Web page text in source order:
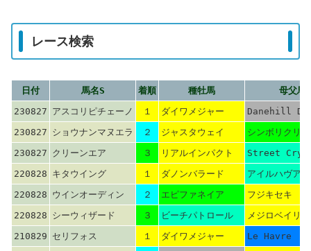
レース検索
日付 馬名S 着順 種牡馬
母父馬
230827 アスコリピチェーノ １ ダイワメジャー
Danehill
230827 ショウナンマヌエラ ２ ジャスタウェイ
シンボリクリ
230827 クリーンエア ３ リアルインパクト
Street Cry
220828 キタウイング １ ダノンバラード
アイルハヴア
220828 ウインオーディン ２ エピファネイア
フジキセキ
220828 シーウィザード ３ ビーチパトロール
メジロベイリー
210829 セリフォス １ ダイワメジャー
Le Havre